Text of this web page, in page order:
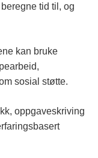
tid til, og
kan bruke
sosial støtte.
oppgaveskriving